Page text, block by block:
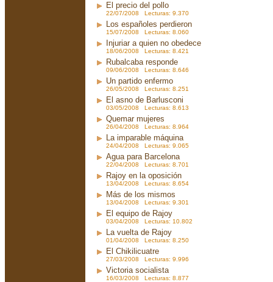
El precio del pollo
22/07/2008 Lecturas: 9.370
Los españoles perdieron
15/07/2008 Lecturas: 8.060
Injuriar a quien no obedece
18/06/2008 Lecturas: 8.421
Rubalcaba responde
09/06/2008 Lecturas: 8.646
Un partido enfermo
26/05/2008 Lecturas: 8.251
El asno de Barlusconi
03/05/2008 Lecturas: 8.613
Quemar mujeres
26/04/2008 Lecturas: 8.964
La imparable máquina
24/04/2008 Lecturas: 9.065
Agua para Barcelona
22/04/2008 Lecturas: 8.701
Rajoy en la oposición
13/04/2008 Lecturas: 8.654
Más de los mismos
13/04/2008 Lecturas: 9.301
El equipo de Rajoy
03/04/2008 Lecturas: 10.802
La vuelta de Rajoy
01/04/2008 Lecturas: 8.250
El Chikilicuatre
27/03/2008 Lecturas: 9.996
Victoria socialista
16/03/2008 Lecturas: 8.877